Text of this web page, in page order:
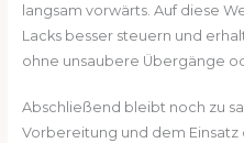
langsam vorwärts. Auf diese
Lacks besser steuern und
ohne unsaubere Übergänge
Abschließend bleibt noch zu
Vorbereitung und dem